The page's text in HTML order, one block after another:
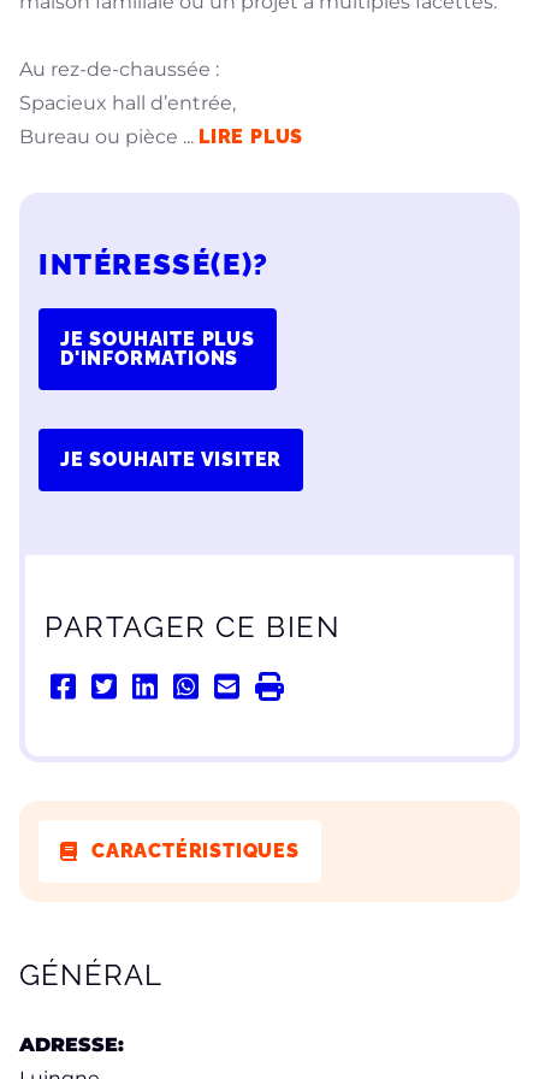
Au rez-de-chaussée :
Spacieux hall d’entrée,
Bureau ou pièce ... LIRE PLUS
INTÉRESSÉ(E)?
JE SOUHAITE PLUS
D'INFORMATIONS
JE SOUHAITE VISITER
PARTAGER CE BIEN
CARACTÉRISTIQUES
CARACTÉRISTIQUES
GÉNÉRAL
ADRESSE: